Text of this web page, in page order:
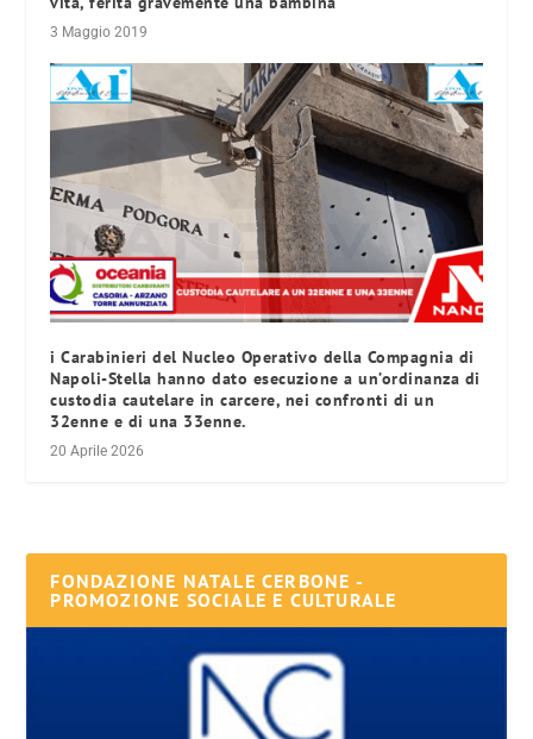
3 Maggio 2019
i Carabinieri del Nucleo Operativo della Compagnia di
Napoli-Stella hanno dato esecuzione a un’ordinanza di
custodia cautelare in carcere, nei confronti di un
32enne e di una 33enne.
20 Aprile 2026
FONDAZIONE NATALE CERBONE -
PROMOZIONE SOCIALE E CULTURALE